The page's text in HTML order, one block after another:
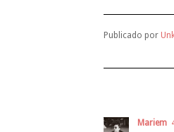
Publicado por
Mariem